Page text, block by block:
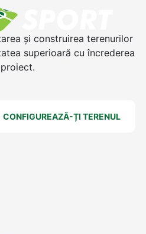
și construirea terenurilor
superioară cu încrederea
CONFIGUREAZĂ-ȚI TERENUL